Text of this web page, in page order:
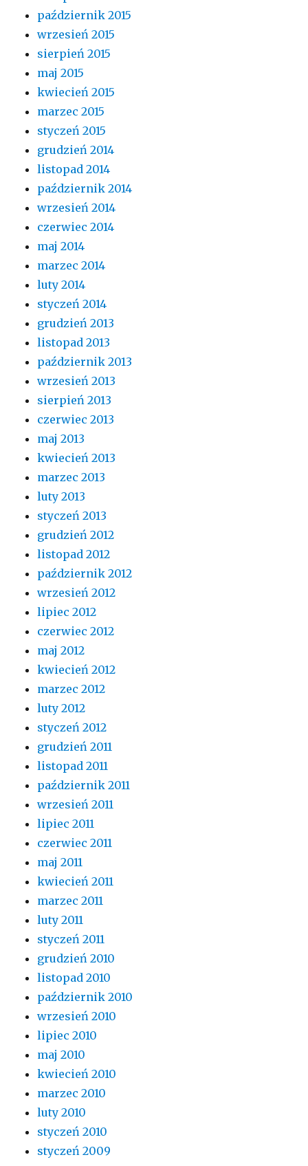
październik 2015
wrzesień 2015
sierpień 2015
maj 2015
kwiecień 2015
marzec 2015
styczeń 2015
grudzień 2014
listopad 2014
październik 2014
wrzesień 2014
czerwiec 2014
maj 2014
marzec 2014
luty 2014
styczeń 2014
grudzień 2013
listopad 2013
październik 2013
wrzesień 2013
sierpień 2013
czerwiec 2013
maj 2013
kwiecień 2013
marzec 2013
luty 2013
styczeń 2013
grudzień 2012
listopad 2012
październik 2012
wrzesień 2012
lipiec 2012
czerwiec 2012
maj 2012
kwiecień 2012
marzec 2012
luty 2012
styczeń 2012
grudzień 2011
listopad 2011
październik 2011
wrzesień 2011
lipiec 2011
czerwiec 2011
maj 2011
kwiecień 2011
marzec 2011
luty 2011
styczeń 2011
grudzień 2010
listopad 2010
październik 2010
wrzesień 2010
lipiec 2010
maj 2010
kwiecień 2010
marzec 2010
luty 2010
styczeń 2010
styczeń 2009